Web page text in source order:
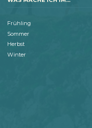
Frühling
Sommer
Herbst
Winter